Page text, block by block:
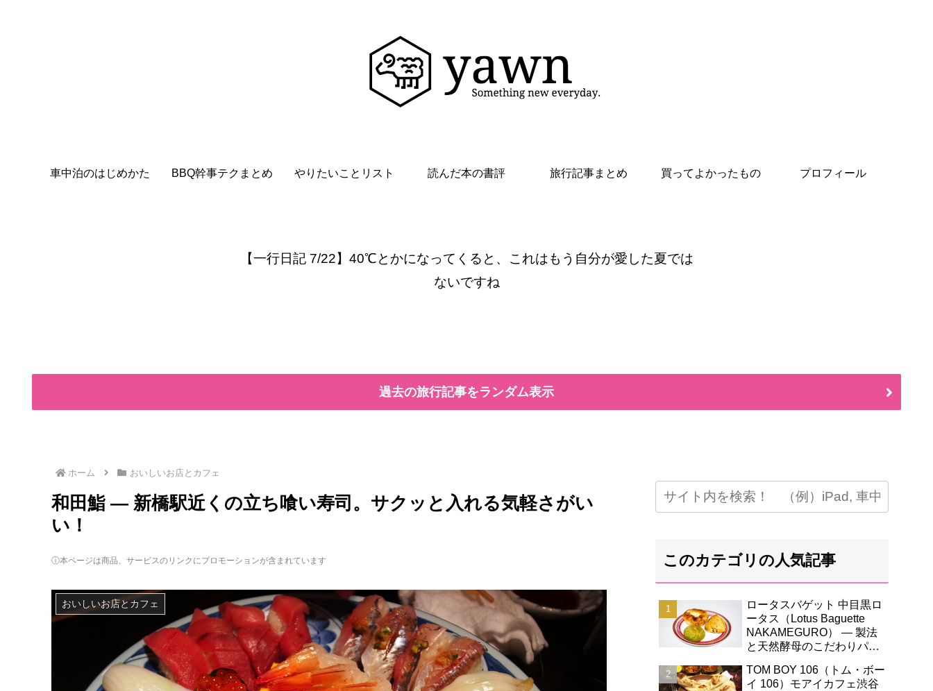
車中泊のはじめかた BBQ幹事テクまとめ やりたいことリスト 読んだ本の書評 旅行記事まとめ 買ってよかったもの プロフィール
【一行日記 7/22】40℃とかになってくると、これはもう自分が愛した夏では
ないですね
過去の旅行記事をランダム表示
ホーム おいしいお店とカフェ
和田鮨 ― 新橋駅近くの立ち喰い寿司。サクッと入れる気軽さがい
い！
ⓘ本ページは商品、サービスのリンクにプロモーションが含まれています
おいしいお店とカフェ
このカテゴリの人気記事
ロータスバゲット 中目黒ロ
ータス（Lotus Baguette
NAKAMEGURO） ― 製法
と天然酵母のこだわりパン
高！
TOM BOY 106（トム・ボー
イ 106）モアイカフェ渋谷